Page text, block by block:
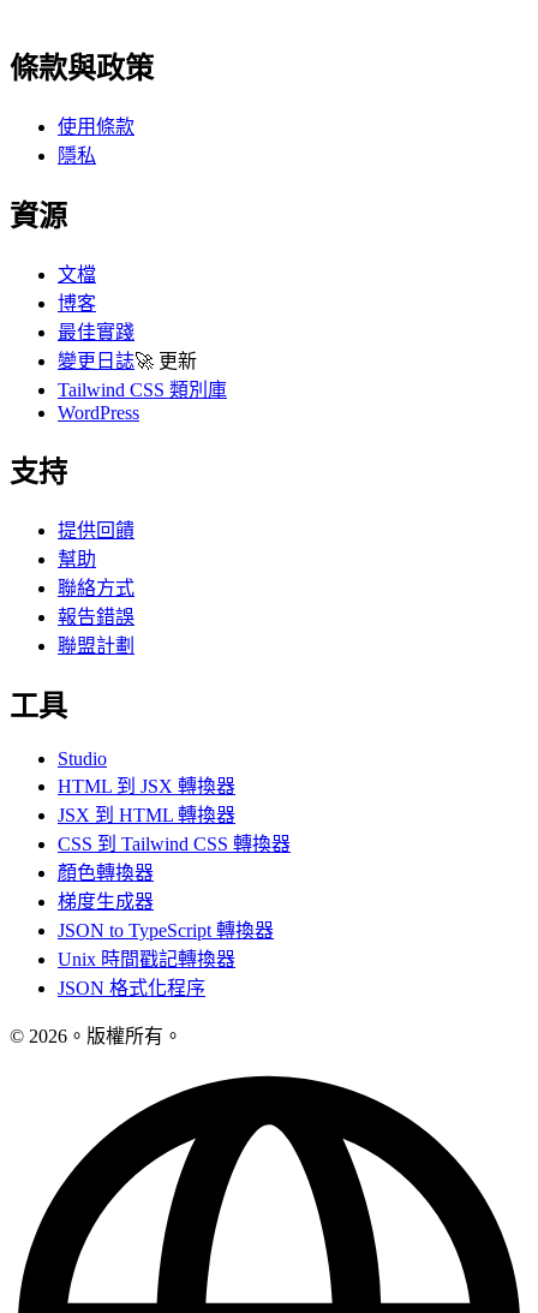
條款與政策
使用條款
隱私
資源
文檔
博客
最佳實踐
變更日誌🚀 更新
Tailwind CSS 類別庫
WordPress
支持
提供回饋
幫助
聯絡方式
報告錯誤
聯盟計劃
工具
Studio
HTML 到 JSX 轉換器
JSX 到 HTML 轉換器
CSS 到 Tailwind CSS 轉換器
顏色轉換器
梯度生成器
JSON to TypeScript 轉換器
Unix 時間戳記轉換器
JSON 格式化程序
© 2026。版權所有。